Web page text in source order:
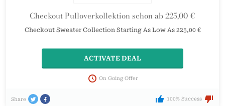
Checkout Pulloverkollektion schon ab 225,00 €
Checkout Sweater Collection Starting As Low As 225,00 €
ACTIVATE DEAL
On Going Offer
Share 100% Success